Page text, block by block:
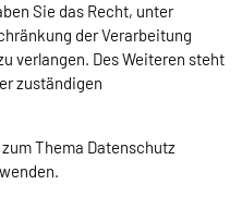
Sie das Recht, unter
der Verarbeitung
verlangen. Des Weiteren steht
zuständigen
Thema Datenschutz